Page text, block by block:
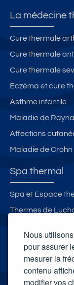
Nous
pour assurer
mesurer la
contenu
modifier vos
La médecine
Cure thermale
Cure thermale
Cure thermale
Eczéma et cure
Asthme infantile
Maladie de
Affections
Maladie de Crohn
Spa thermal
Spa et Espace
Thermes de
Spa thermal Vital
Carte cadeau